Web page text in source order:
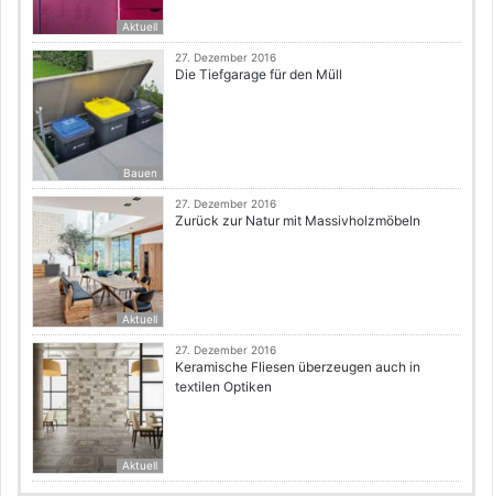
Aktuell
Bauen
27. Dezember 2016
Die Tiefgarage für den Müll
Aktuell
27. Dezember 2016
Zurück zur Natur mit Massivholzmöbeln
Aktuell
27. Dezember 2016
Keramische Fliesen überzeugen auch in
textilen Optiken